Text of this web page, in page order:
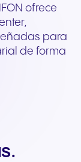
ofrece
para
de forma